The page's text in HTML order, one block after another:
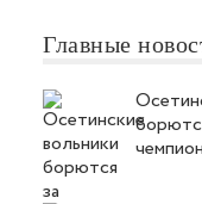
Главные